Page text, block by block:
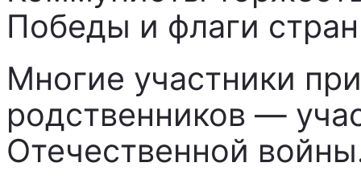
Победы и флаги
Многие участники
родственников —
Отечественной